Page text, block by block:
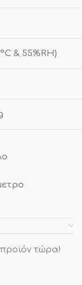
& 55%RH)
τώρα!